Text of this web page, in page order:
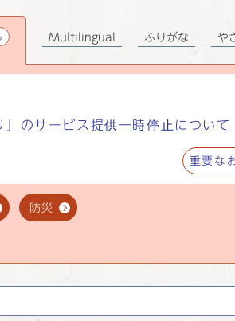
のサービス提供一時停止について
重要な
防災
Multilingual ふりがな や